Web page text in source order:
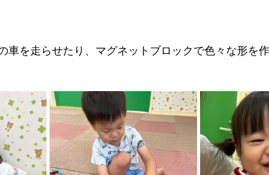
車を走らせたり、マグネットブロックで色々な形を